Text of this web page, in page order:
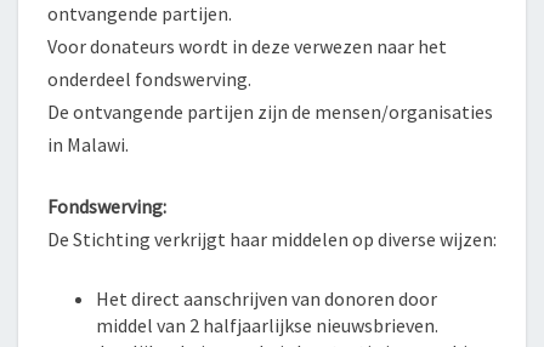
ontvangende partijen.
Voor donateurs wordt in deze verwezen naar het
onderdeel fondswerving.
De ontvangende partijen zijn de mensen/organisaties
in Malawi.
Fondswerving:
De Stichting verkrijgt haar middelen op diverse wijzen:
Het direct aanschrijven van donoren door
middel van 2 halfjaarlijkse nieuwsbrieven.